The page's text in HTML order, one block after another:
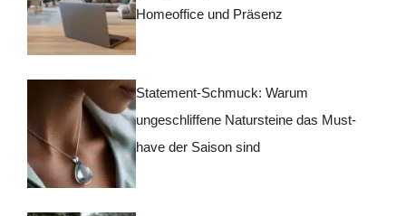
Homeoffice und Präsenz
Statement-Schmuck: Warum
ungeschliffene Natursteine das Must-
have der Saison sind